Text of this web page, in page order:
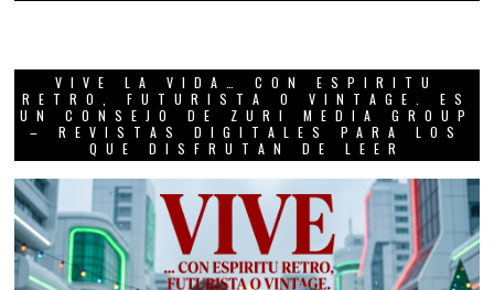
VIVE LA VIDA… CON ESPIRITU
RETRO, FUTURISTA O VINTAGE. ES
UN CONSEJO DE ZURI MEDIA GROUP
– REVISTAS DIGITALES PARA LOS
QUE DISFRUTAN DE LEER